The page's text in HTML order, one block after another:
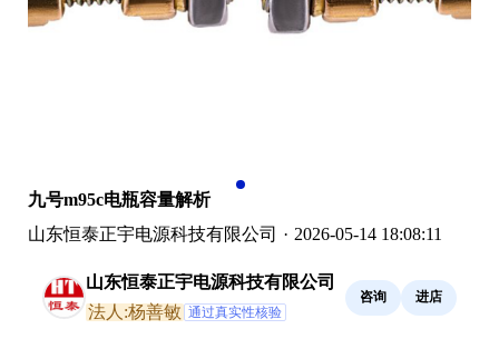
九号m95c电瓶容量解析
山东恒泰正宇电源科技有限公司 · 2026-05-14 18:08:11
山东恒泰正宇电源科技有限公司
法人:杨善敏 通过真实性核验
咨询 进店